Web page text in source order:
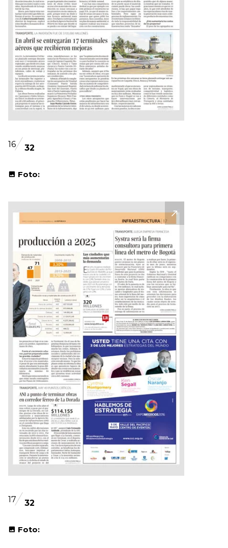
16 32
Foto:
17 32
Foto: